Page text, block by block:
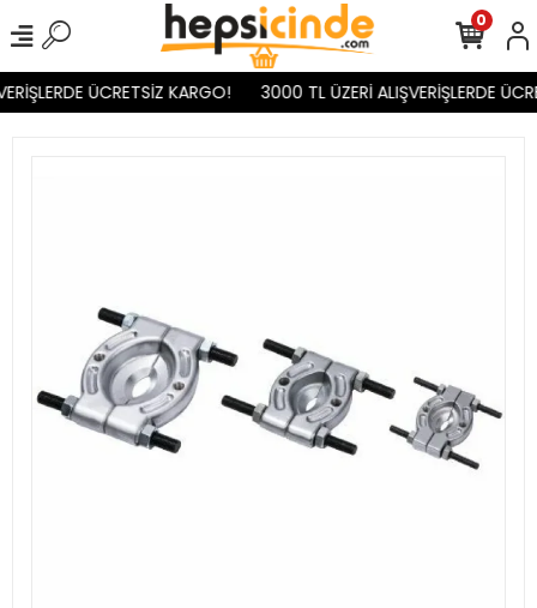
ÜCRETSİZ KARGO! 3000 TL ÜZERİ ALIŞVERİŞLERDE
0